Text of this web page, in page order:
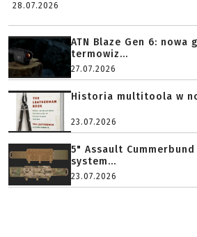
28.07.2026
ATN Blaze Gen 6: nowa
termowiz...
27.07.2026
Historia multitoola w
23.07.2026
5" Assault
system...
23.07.2026